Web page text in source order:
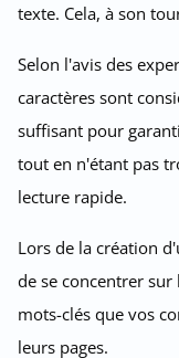
texte. Cela, à son
Selon l'avis des
caractères sont
suffisant pour
tout en n'étant pas
lecture rapide.
Lors de la création
de se concentrer
mots-clés que vos
leurs pages.